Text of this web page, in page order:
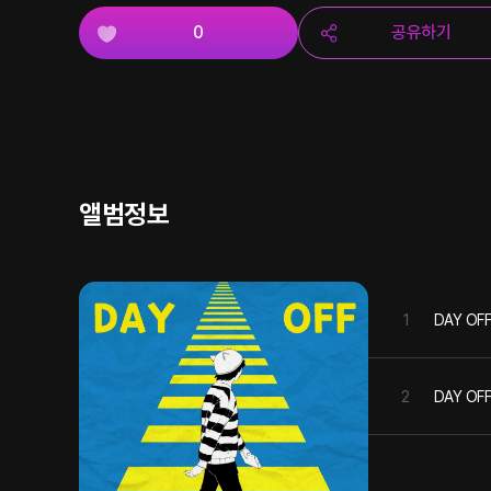
0 공유하기
앨범정보
1 DAY OFF
2 DAY